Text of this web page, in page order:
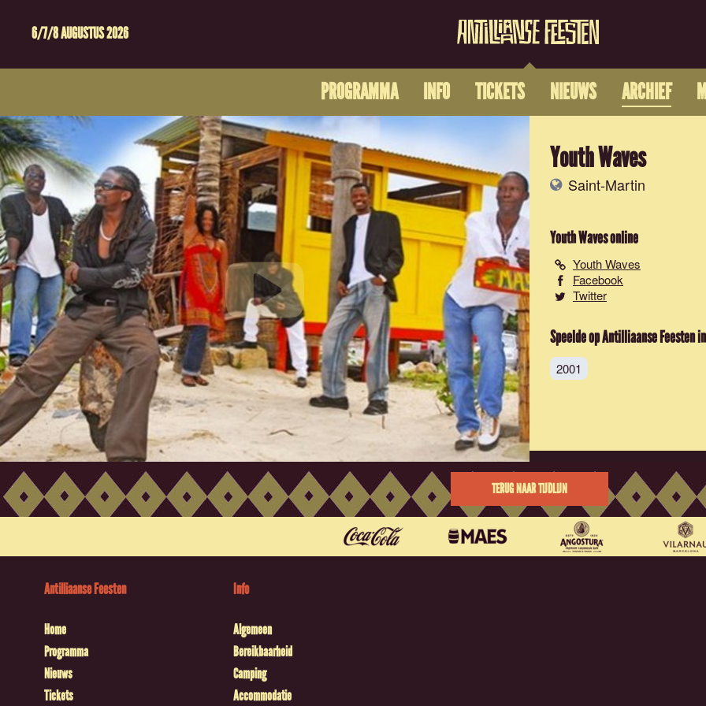
6/7/8 AUGUSTUS 2026
PROGRAMMA INFO TICKETS NIEUWS ARCHIEF
Youth Waves
Saint-Martin
Youth Wavesonline
Youth Waves
Facebook
Twitter
Speelde op Antilliaanse Feesten in
2001
TERUG NAAR TIJDLIJN
Antilliaanse Feesten
Home
Programma
Nieuws
Tickets
Info
Algemeen
Bereikbaarheid
Camping
Accommodatie